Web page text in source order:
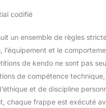
codifié
un ensemble de règles
l’équipement et le
de kendo ne sont pas
de compétence
et de discipline
chaque frappe est exécuté